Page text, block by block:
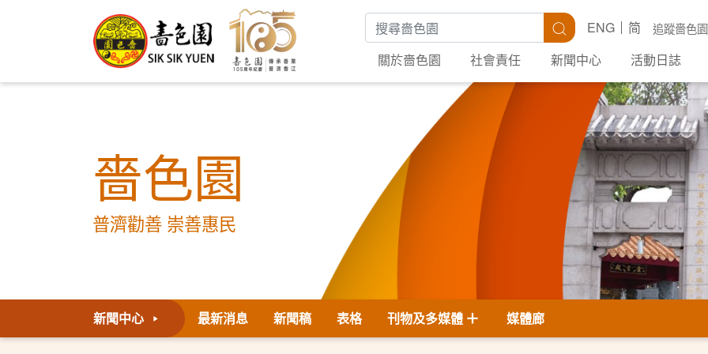
搜尋關鍵字 搜尋 追蹤嗇色園
ENG
简
關於嗇色園
社會責任 新聞中心 活動日誌
嗇色園
普濟勸善 崇善惠民
新聞中心 最新消息 新聞稿 表格 刊物及多媒體 媒體廊